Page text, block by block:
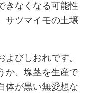
きなくなる可能性
サツマイモの土壌
びしおれです。
か、塊茎を生産で
体が黒い無愛想な